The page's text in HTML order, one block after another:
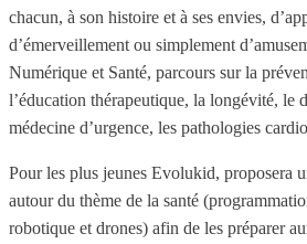
chacun, à son histoire et à ses envies,
d’émerveillement ou simplement
Numérique et Santé, parcours sur la
l’éducation thérapeutique, la longévité, le
médecine d’urgence, les pathologies
Pour les plus jeunes Evolukid, proposera
autour du thème de la santé
robotique et drones) afin de les préparer